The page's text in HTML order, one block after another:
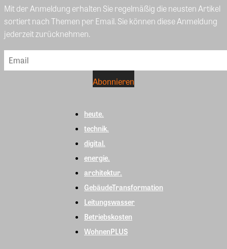
Mit der Anmeldung erhalten Sie regelmäßig die neusten Artikel
sortiert nach Themen per Email. Sie können diese Anmeldung
jederzeit zurücknehmen.
heute.
technik.
digital.
energie.
architektur.
GebäudeTransformation
Leitungswasser
Betriebskosten
WohnenPLUS